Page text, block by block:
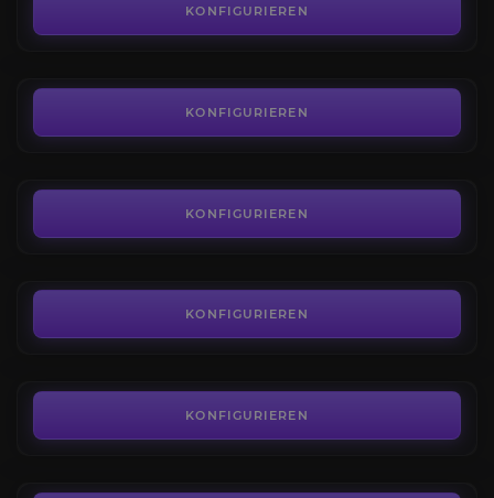
KONFIGURIEREN
KONFIGURIEREN
KONFIGURIEREN
KONFIGURIEREN
SoD Gear
KONFIGURIEREN
Geschmolzener Kern Einstimmungs